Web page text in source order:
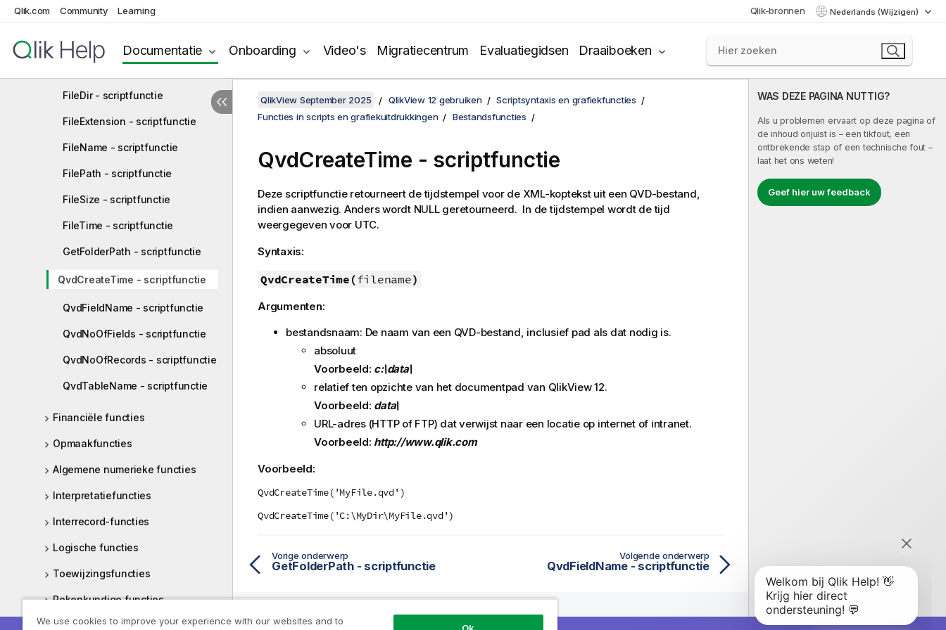
Qlik.com Community Learning Qlik-bronnen Nederlands (Wijzigen)
Documentatie Onboarding Video's Migratiecentrum Evaluatiegidsen Draaiboeken
Attribute - scriptfunctie
ConnectString - scriptfunctie
FileDir - scriptfunctie
FileExtension - scriptfunctie
FileName - scriptfunctie
FilePath - scriptfunctie
FileSize - scriptfunctie
FileTime - scriptfunctie
GetFolderPath - scriptfunctie
QvdCreateTime - scriptfunctie
QvdFieldName - scriptfunctie
QvdNoOfFields - scriptfunctie
QvdNoOfRecords - scriptfunctie
QvdTableName - scriptfunctie
Financiële functies
Opmaakfuncties
Algemene numerieke functies
Interpretatiefuncties
Interrecord-functies
Logische functies
Toewijzingsfuncties
Rekenkundige functies
NULL-functies
WAS DEZE PAGINA NUTTIG?
Als u problemen ervaart op deze pagina of
de inhoud onjuist is – een tikfout, een
ontbrekende stap of een technische fout –
laat het ons weten!
Geef hier uw feedback
QlikView September 2025 QlikView 12 gebruiken
Scriptsyntaxis en grafiekfuncties
Functies in scripts en grafiekuitdrukkingen
Bestandsfuncties
QvdCreateTime - scriptfunctie
Deze scriptfunctie retourneert de tijdstempel voor de XML-koptekst uit een QVD-bestand,
indien aanwezig. Anders wordt NULLgeretourneerd. In de tijdstempel wordt de tijd
weergegeven voor UTC.
Syntaxis:
QvdCreateTime(filename)
Argumenten:
bestandsnaam: De naam van een QVD-bestand, inclusief pad als dat nodig is.
absoluut
Voorbeeld: c:\data\
relatief ten opzichte van het documentpad van QlikView 12.
Voorbeeld: data\
URL-adres (HTTPof FTP) dat verwijst naar een locatie op internet of intranet.
Voorbeeld: http://www.qlik.com
Voorbeeld:
QvdCreateTime('MyFile.qvd')
QvdCreateTime('C:\MyDir\MyFile.qvd')
Vorige onderwerp
GetFolderPath - scriptfunctie
Volgende onderwerp
QvdFieldName - scriptfunctie
We use cookies to improve your experience with our websites and to